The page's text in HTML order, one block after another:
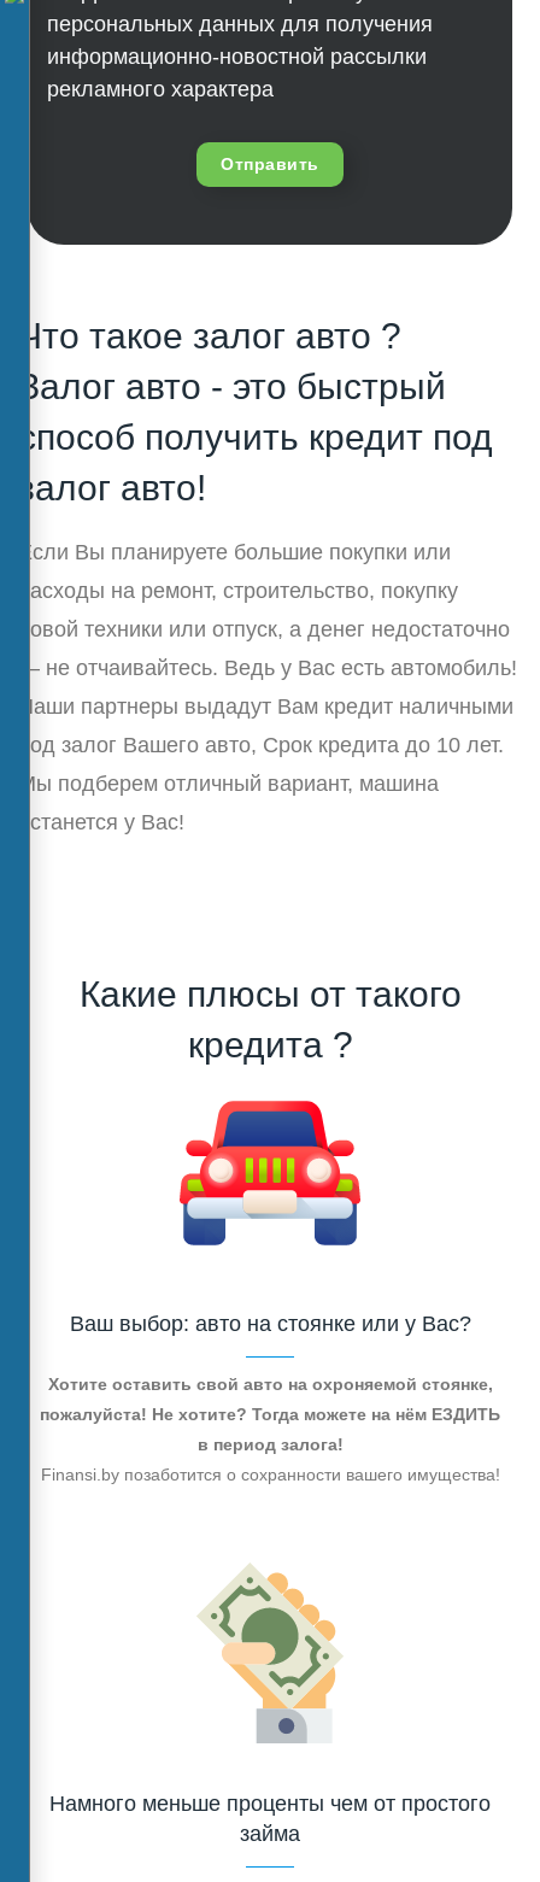
персональных данных для получения
информационно-новостной рассылки
рекламного характера
Отправить
Что такое залог авто ?
Залог авто - это быстрый
способ получить кредит под
залог авто!
Если Вы планируете большие покупки или
расходы на ремонт, строительство, покупку
новой техники или отпуск, а денег недостаточно
— не отчаивайтесь. Ведь у Вас есть автомобиль!
Наши партнеры выдадут Вам кредит наличными
под залог Вашего авто, Срок кредита до 10 лет.
Мы подберем отличный вариант, машина
останется у Вас!
Какие плюсы от такого
кредита ?
Ваш выбор: авто на стоянке или у Вас?
Хотите оставить свой авто на охроняемой стоянке,
пожалуйста! Не хотите? Тогда можете на нём ЕЗДИТЬ
в период залога!
Finansi.by позаботится о сохранности вашего имущества!
Намного меньше проценты чем от простого
займа